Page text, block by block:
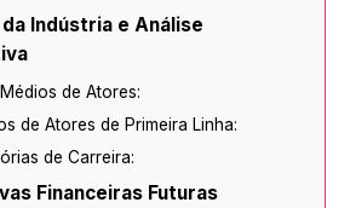
Indústria e Análise
de Atores:
de Atores de Primeira Linha:
de Carreira:
Financeiras Futuras